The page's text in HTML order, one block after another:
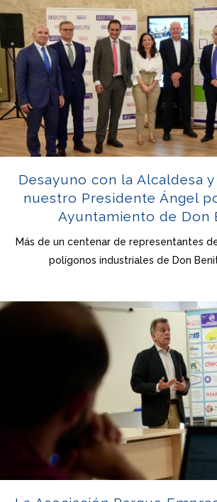
Desayuno con la Alcaldesa
nuestro Presidente Ángel
Ayuntamiento de Don
Más de un centenar de representantes
polígonos industriales de Don